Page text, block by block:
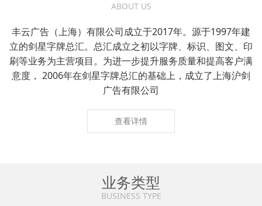
ABOUT US
丰云广告（上海）有限公司成立于2017年。源于1997年建
立的剑星字牌总汇。总汇成立之初以字牌、标识、图文、印
刷等业务为主营项目。为进一步提升服务质量和提高客户满
意度， 2006年在剑星字牌总汇的基础上，成立了上海沪剑
广告有限公司
查看详情
业务类型
BUSINESS TYPE